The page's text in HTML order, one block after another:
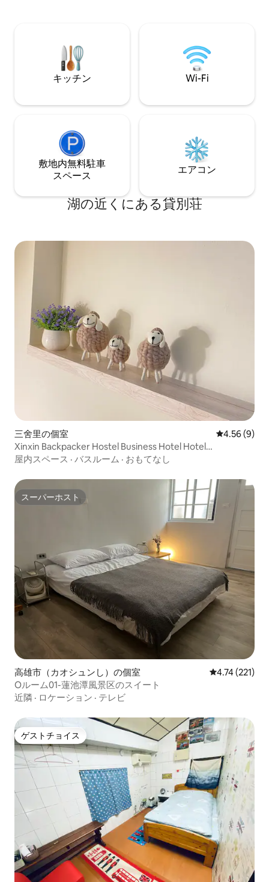
れています 12) ドイツの水質専門家BRITA
で、美味しい水を守ります 13) イタリアの
有名ブランドのボディソープ/シャンプー
14) 歯ブラシ/歯磨き粉+純綿の染色なしバ
高速WiFi共有 17) 映画・テレビチャンネル
ーバス 19)カラオケ 梧藏民宿は清掃と消毒
作業を実施しています 旅行者に安心の宿
泊環境を提供します 貸切、最大16名様 予
約ホットライン： 0973 -86 -1818 公式
LINE ID：@ moq2969e
以降の案内には
加算されます PS *アーリーチェックイン
またはレイトチェ
合は、500/時間の
（お湯が煮える）
とは分離されてお
間を保っています。 7. 2名様のご宿泊
合は1部屋のみご
を追加する必要が
い合わせください^_^ 9.キッチ
するには、10000
ことを防ぐために
台湾の身分証明
キッチン Wi-Fi
敷地内無料駐⁠車
ス⁠ペ⁠ー⁠ス
エアコン
湖の近くにある貸別荘
三舍里の個室 レビュー9
4.56 (9)
Xinxin Backpacker Hostel Business Hotel Hotel
Accommodation Nankexin City Shanhua Yongkang 7館
屋内スペース · バスルーム · おもてなし
スーパーホスト
スーパーホスト
高雄市（カオシュンし）の個室 レビュー221
4.74 (221)
Oルーム01-蓮池潭風景区のスイート
近隣 · ロケーション · テレビ
ゲストチョイス
ゲストチョイス